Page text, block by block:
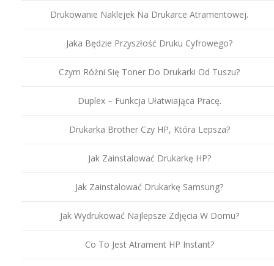
Drukowanie Naklejek Na Drukarce Atramentowej.
Jaka Będzie Przyszłość Druku Cyfrowego?
Czym Różni Się Toner Do Drukarki Od Tuszu?
Duplex – Funkcja Ułatwiająca Pracę.
Drukarka Brother Czy HP, Która Lepsza?
Jak Zainstalować Drukarkę HP?
Jak Zainstalować Drukarkę Samsung?
Jak Wydrukować Najlepsze Zdjęcia W Domu?
Co To Jest Atrament HP Instant?